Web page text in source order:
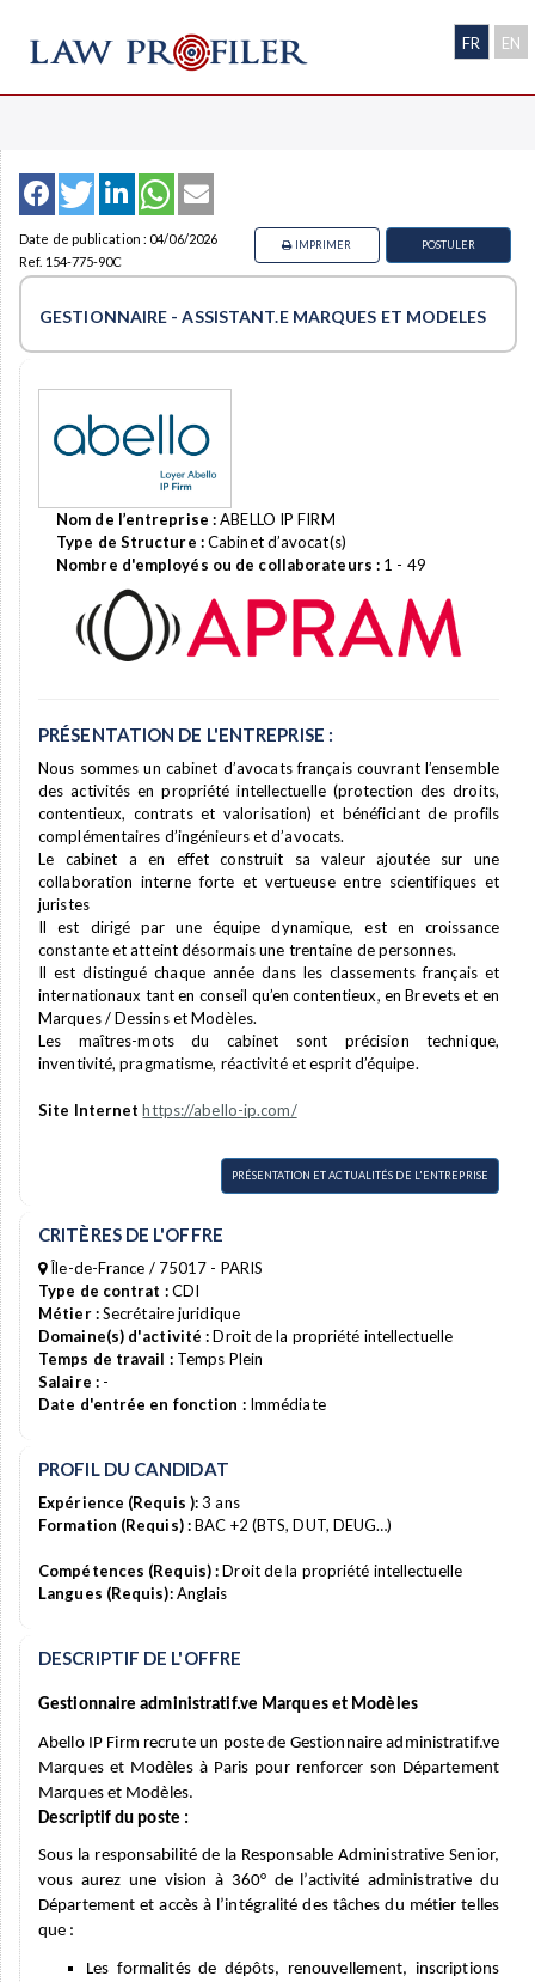
FR EN
Date de publication : 04/06/2026
Ref. 154-775-90C
POSTULER
IMPRIMER
GESTIONNAIRE - ASSISTANT.E MARQUES ET MODELES
Nom de l’entreprise :ABELLO IP FIRM
Type de Structure :Cabinet d’avocat(s)
Nombre d'employés ou de collaborateurs : 1 - 49
PRÉSENTATION DE L'ENTREPRISE :
Nous sommes un cabinet d’avocats français couvrant l’ensemble
des activités en propriété intellectuelle (protection des droits,
contentieux, contrats et valorisation) et bénéficiant de profils
complémentaires d’ingénieurs et d’avocats.
Le cabinet a en effet construit sa valeur ajoutée sur une
collaboration interne forte et vertueuse entre scientifiques et
juristes
Il est dirigé par une équipe dynamique, est en croissance
constante et atteint désormais une trentaine de personnes.
Il est distingué chaque année dans les classements français et
internationaux tant en conseil qu’en contentieux, en Brevets et en
Marques / Dessins et Modèles.
Les maîtres-mots du cabinet sont précision technique,
inventivité, pragmatisme, réactivité et esprit d’équipe.
Site Internet https://abello-ip.com/
PRÉSENTATION ET ACTUALITÉS DE L'ENTREPRISE
CRITÈRES DE L'OFFRE
Île-de-France / 75017 - PARIS
Type de contrat :CDI
Métier :Secrétaire juridique
Domaine(s) d'activité :Droit de la propriété intellectuelle
Temps de travail :Temps Plein
Salaire :-
Date d'entrée en fonction :Immédiate
PROFIL DU CANDIDAT
Expérience (Requis ):3 ans
Formation (Requis) :BAC +2 (BTS, DUT, DEUG…)
Compétences (Requis) :Droit de la propriété intellectuelle
Langues (Requis):Anglais
DESCRIPTIF DE L'OFFRE
Gestionnaire administratif.ve Marqueset Modèles
Abello IP Firm recruteun poste de Gestionnaire administratif.ve
Marqueset Modèlesà Paris pour renforcer son Département
Marques et Modèles.
Descriptif du poste :
Sous la responsabilité de la Responsable AdministrativeSenior,
vous aurez une vision à 360° de l’activité administrative du
Département et accès à l’intégralité des tâches du métiertelles
que :
Les formalités de dépôts, renouvellement, inscriptions